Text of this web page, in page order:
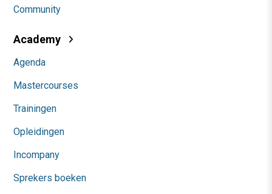
Community
Academy
Agenda
Mastercourses
Trainingen
Opleidingen
Incompany
Sprekers boeken